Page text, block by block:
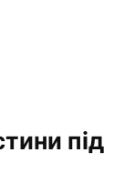
під